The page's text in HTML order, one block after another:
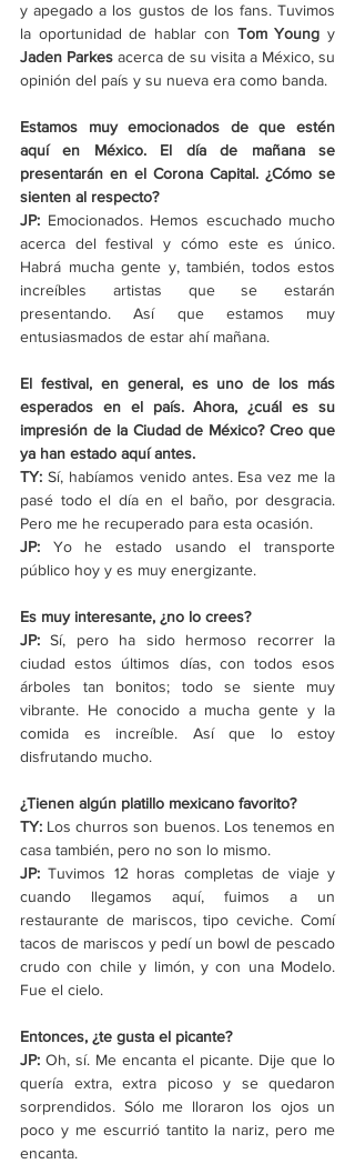
y apegado a los gustos de los fans. Tuvimos
la oportunidad de hablar con Tom Young
Jaden Parkes acerca de su visita a México, su
opinión del país y su nueva era como banda.
Estamos muy emocionados de que estén
aquí en México. El día de mañana se
presentarán en el Corona Capital. ¿Cómo se
sienten al respecto?
JP: Emocionados. Hemos escuchado mucho
acerca del festival y cómo este es único.
Habrá mucha gente y, también, todos estos
increíbles artistas que se estarán
presentando. Así que estamos muy
entusiasmados de estar ahí mañana.
El festival, en general, es uno de los más
esperados en el país. Ahora, ¿cuál es su
impresión de la Ciudad de México? Creo que
ya han estado aquí antes.
TY: Sí, habíamos venido antes. Esa vez me la
pasé todo el día en el baño, por desgracia.
Pero me he recuperado para esta ocasión.
JP: Yo he estado usando el transporte
público hoy y es muy energizante.
Es muy interesante, ¿no lo crees?
JP: Sí, pero ha sido hermoso recorrer la
ciudad estos últimos días, con todos esos
árboles tan bonitos; todo se siente muy
vibrante. He conocido a mucha gente y la
comida es increíble. Así que lo estoy
disfrutando mucho.
¿Tienen algún platillo mexicano favorito?
TY: Los churros son buenos. Los tenemos en
casa también, pero no son lo mismo.
JP: Tuvimos 12 horas completas de viaje y
cuando llegamos aquí, fuimos a un
restaurante de mariscos, tipo ceviche. Comí
tacos de mariscos y pedí un bowl de pescado
crudo con chile y limón, y con una Modelo.
Fue el cielo.
Entonces, ¿te gusta el picante?
JP: Oh, sí. Me encanta el picante. Dije que lo
quería extra, extra picoso y se quedaron
sorprendidos. Sólo me lloraron los ojos un
poco y me escurrió tantito la nariz, pero me
encanta.